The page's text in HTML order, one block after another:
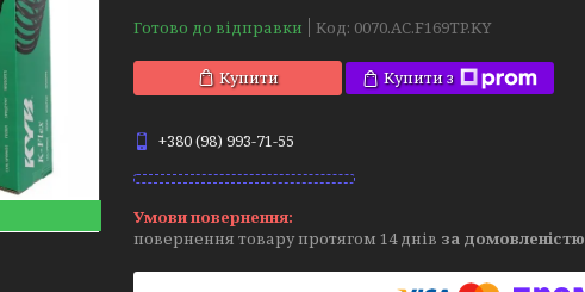
Готово до відправки Код: 0070.AC.F169TP.KY
Купити Купити з
+380 (98) 993-71-55
повернення товару протягом 14 днів за домовленістю